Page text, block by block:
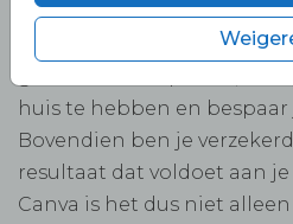
naar professionele
maken van de
huis te hebben en
Bovendien ben je
resultaat dat voldoet aan
Canva is het dus niet